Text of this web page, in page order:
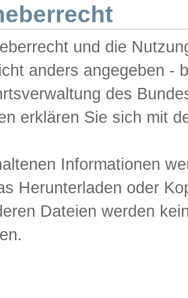
und die
anders angegeben -
des
erklären Sie sich mit
Informationen
Herunterladen oder
Dateien werden